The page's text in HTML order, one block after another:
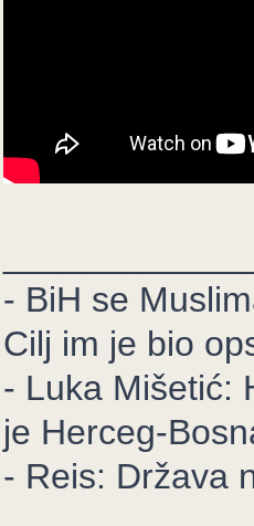
- BiH se
Cilj im je bio
- Luka Mišetić:
je Herceg-
- Reis: Država